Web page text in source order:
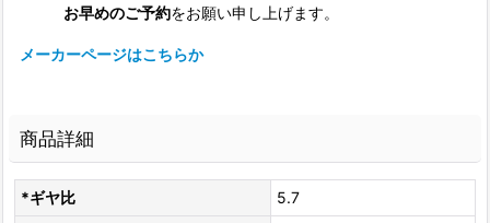
お早めのご予約をお願い申し上げます。
メーカーページはこちらか
商品詳細
*ギヤ比
5.7